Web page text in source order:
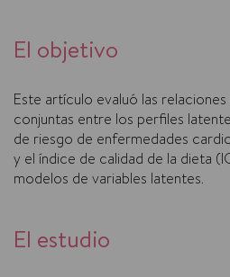
El objetivo
Este artículo evaluó las
conjuntas entre los perfiles
de riesgo de enfermedades
y el índice de calidad de la dieta
modelos de variables latentes.
El estudio